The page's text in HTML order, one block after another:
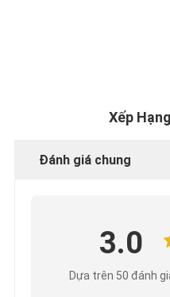
Xếp
Đánh giá chung
3.0
Dựa trên 50 đánh